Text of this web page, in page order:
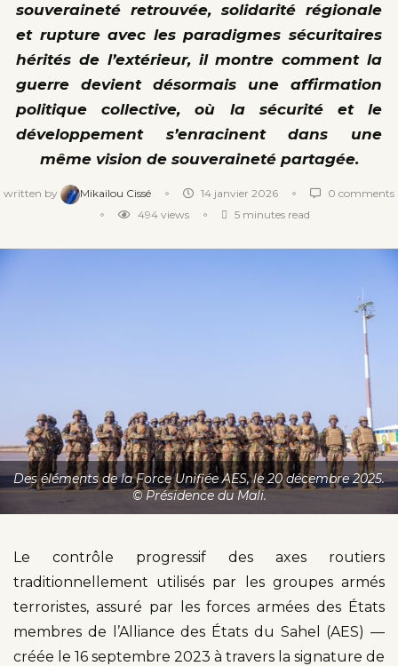
souveraineté retrouvée, solidarité régionale
et rupture avec les paradigmes sécuritaires
hérités de l’extérieur, il montre comment la
guerre devient désormais une affirmation
politique collective, où la sécurité et le
développement s’enracinent dans une
même vision de souveraineté partagée.
written by Mikailou Cissé 14 janvier 2026
0 comments
494views 5 minutes read
Des éléments de la Force Unifiée AES, le 20 décembre 2025.
© Présidence du Mali.
Le contrôle progressif des axes routiers
traditionnellement utilisés par les groupes armés
terroristes, assuré par les forces armées des États
membres de l’Alliance des États du Sahel (AES) —
créée le 16 septembre 2023 à travers la signature de